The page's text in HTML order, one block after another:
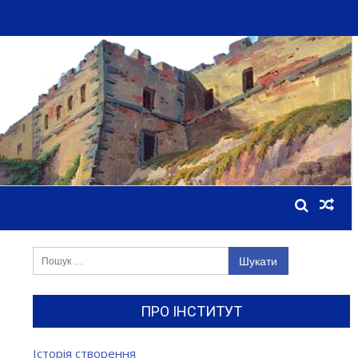
ПРО ІНСТИТУТ
Історія створення